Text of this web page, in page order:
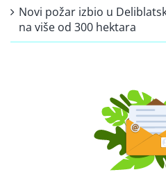
Novi požar izbio u
na više od 300 hektara